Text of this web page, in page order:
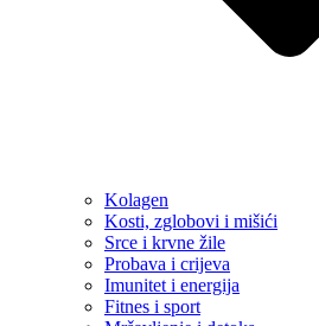
Kolagen
Kosti, zglobovi i mišići
Srce i krvne žile
Probava i crijeva
Imunitet i energija
Fitnes i sport